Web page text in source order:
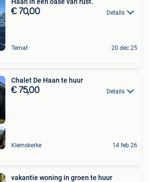
Haan in een oase van rust.
€ 70,00 Details
Ternat 20 dec 25
Chalet De Haan te huur
€ 75,00 Details
Klemskerke 14 feb 26
vakantie woning in groen te huur